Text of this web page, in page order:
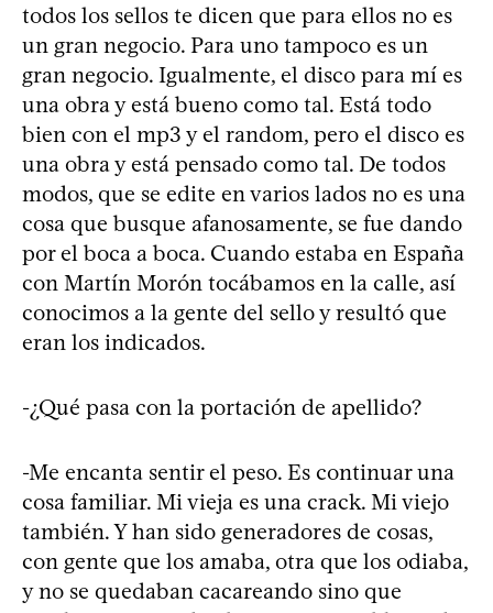
todos los sellos te dicen que para ellos no es
un gran negocio. Para uno tampoco es un
gran negocio. Igualmente, el disco para mí es
una obra y está bueno como tal. Está todo
bien con el mp3 y el random, pero el disco es
una obra y está pensado como tal. De todos
modos, que se edite en varios lados no es una
cosa que busque afanosamente, se fue dando
por el boca a boca. Cuando estaba en España
con Martín Morón tocábamos en la calle, así
conocimos a la gente del sello y resultó que
eran los indicados.
-¿Qué pasa con la portación de apellido?
-Me encanta sentir el peso. Es continuar una
cosa familiar. Mi vieja es una crack. Mi viejo
también. Y han sido generadores de cosas,
con gente que los amaba, otra que los odiaba,
y no se quedaban cacareando sino que